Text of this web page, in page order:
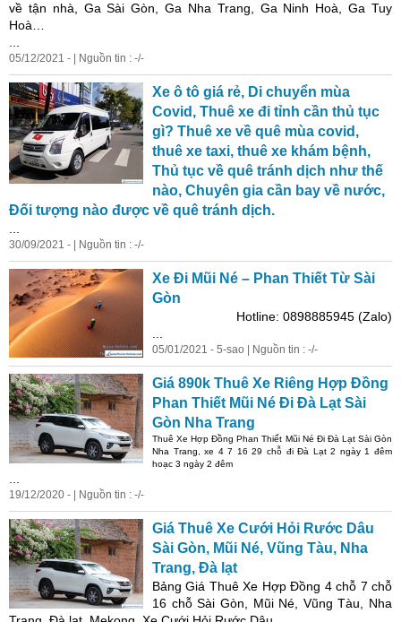
về tận nhà, Ga Sài Gòn, Ga Nha Trang, Ga Ninh Hoà, Ga Tuy
Hoà…
05/12/2021 - | Nguồn tin : -/-
Xe ô tô giá rẻ, Di chuyển mùa
Covid, Thuê xe đi tỉnh cần thủ tục
gì? Thuê xe về quê mùa covid,
thuê xe taxi, thuê xe khám bệnh,
Thủ tục về quê tránh dịch như thế
nào, Chuyên gia cần bay về nước,
Đối tượng nào được về quê tránh dịch.
30/09/2021 - | Nguồn tin : -/-
Xe Đi Mũi Né – Phan Thiết Từ Sài
Gòn
Hotline: 0898885945 (Zalo)
05/01/2021 - 5-sao | Nguồn tin : -/-
Giá 890k Thuê Xe Riêng Hợp Đồng
Phan Thiết Mũi Né Đi Đà Lạt Sài
Gòn Nha Trang
Thuê Xe Hợp Đồng Phan Thiết Mũi Né Đi Đà Lạt Sài Gòn
Nha Trang, xe 4 7 16 29 chỗ đi Đà Lạt 2 ngày 1 đêm
hoạc 3 ngày 2 đêm
19/12/2020 - | Nguồn tin : -/-
Giá Thuê Xe Cưới Hỏi Rước Dâu
Sài Gòn, Mũi Né, Vũng Tàu, Nha
Trang, Đà lạt
Bảng Giá Thuê Xe Hợp Đồng 4 chỗ 7 chỗ
16 chỗ Sài Gòn, Mũi Né, Vũng Tàu, Nha